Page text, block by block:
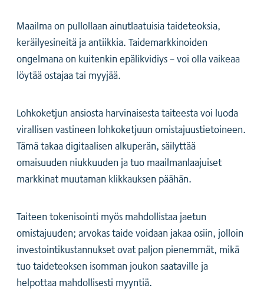
‍Maailma on pullollaan ainutlaatuisia taideteoksia,
keräilyesineitä ja antiikkia. Taidemarkkinoiden
ongelmana on kuitenkin epälikvidiys – voi olla vaikeaa
löytää ostajaa tai myyjää.
Lohkoketjun ansiosta harvinaisesta taiteesta voi luoda
virallisen vastineen lohkoketjuun omistajuustietoineen.
Tämä takaa digitaalisen alkuperän, säilyttää
omaisuuden niukkuuden ja tuo maailmanlaajuiset
markkinat muutaman klikkauksen päähän.
Taiteen tokenisointi myös mahdollistaa jaetun
omistajuuden; arvokas taide voidaan jakaa osiin, jolloin
investointikustannukset ovat paljon pienemmät, mikä
tuo taideteoksen isomman joukon saataville ja
helpottaa mahdollisesti myyntiä.